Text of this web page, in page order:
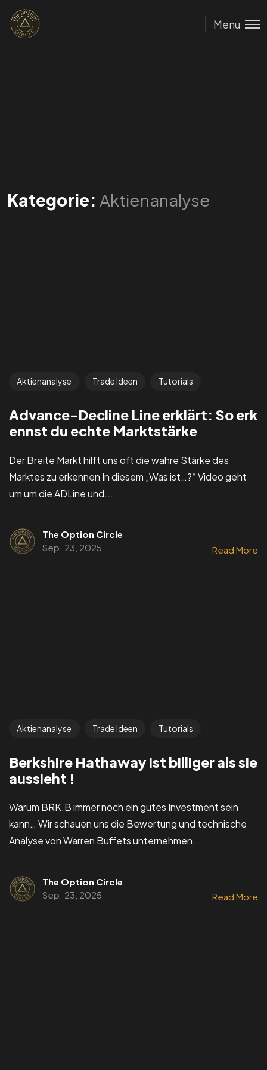
Menu
Kategorie: Aktienanalyse
Aktienanalyse Trade Ideen Tutorials
Advance-Decline Line erklärt: So erk
ennst du echte Marktstärke
Der Breite Markt hilft uns oft die wahre Stärke des
Marktes zu erkennen In diesem „Was ist…?“ Video geht
um um die ADLine und...
The Option Circle
Sep. 23, 2025
Read More
Aktienanalyse Trade Ideen Tutorials
Berkshire Hathaway ist billiger als sie
aussieht !
Warum BRK.B immer noch ein gutes Investment sein
kann… Wir schauen uns die Bewertung und technische
Analyse von Warren Buffets unternehmen...
The Option Circle
Sep. 23, 2025
Read More